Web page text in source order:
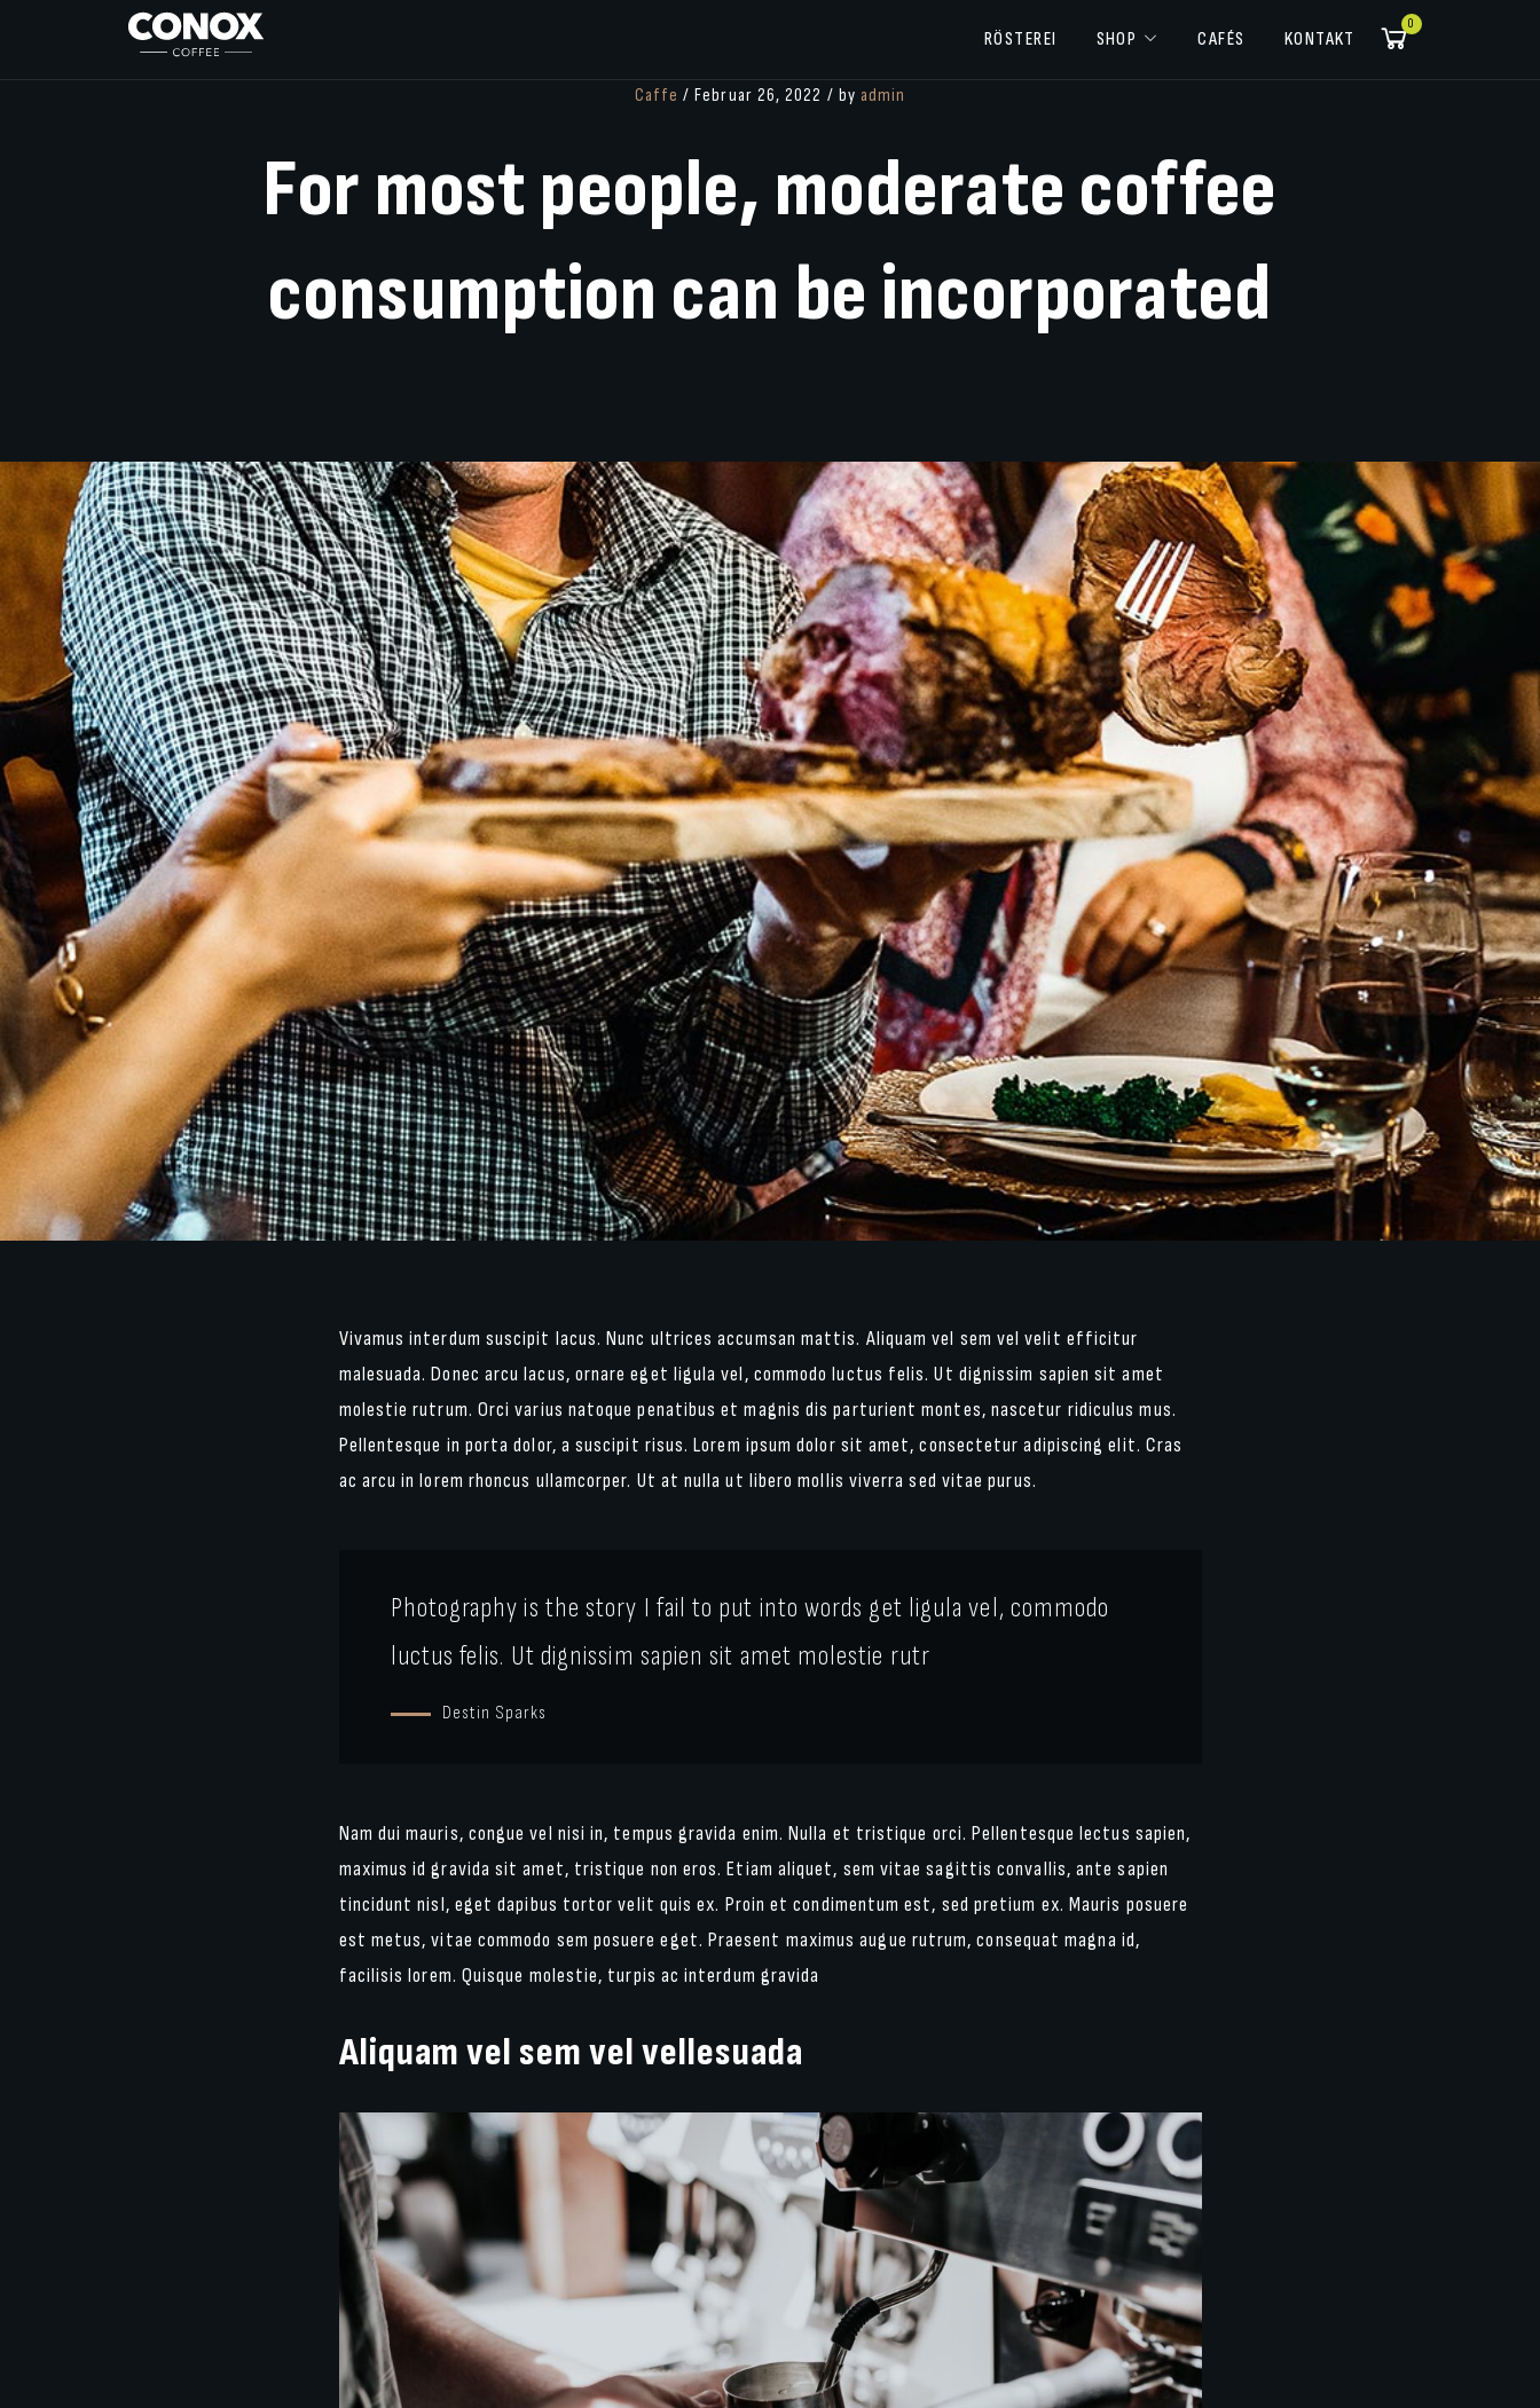
RÖSTEREI SHOP CAFÉS KONTAKT
0
Caffe / Februar 26, 2022 / by admin
Formostpeople, moderate coffee
consumption can be incorporated
Vivamus interdum suscipit lacus. Nunc ultrices accumsan mattis. Aliquam vel sem vel velit efficitur
malesuada. Donec arcu lacus, ornare eget ligula vel, commodo luctus felis. Ut dignissim sapien sit amet
molestie rutrum. Orci varius natoque penatibus et magnis dis parturient montes, nascetur ridiculus mus.
Pellentesque in porta dolor, a suscipit risus. Lorem ipsum dolor sit amet, consectetur adipiscing elit. Cras
ac arcu in lorem rhoncus ullamcorper. Ut at nulla ut libero mollis viverra sed vitae purus.
Photography is the story I fail to put into words get ligula vel, commodo
luctus felis. Ut dignissim sapien sit amet molestie rutr
Destin Sparks
Nam dui mauris, congue vel nisi in, tempus gravida enim. Nulla et tristique orci. Pellentesque lectus sapien,
maximus id gravida sit amet, tristique non eros. Etiam aliquet, sem vitae sagittis convallis, ante sapien
tincidunt nisl, eget dapibus tortor velit quis ex. Proin et condimentum est, sed pretium ex. Mauris posuere
est metus, vitae commodo sem posuere eget. Praesent maximus augue rutrum, consequat magna id,
facilisis lorem. Quisque molestie, turpis ac interdum gravida
Aliquam vel sem vel vellesuada